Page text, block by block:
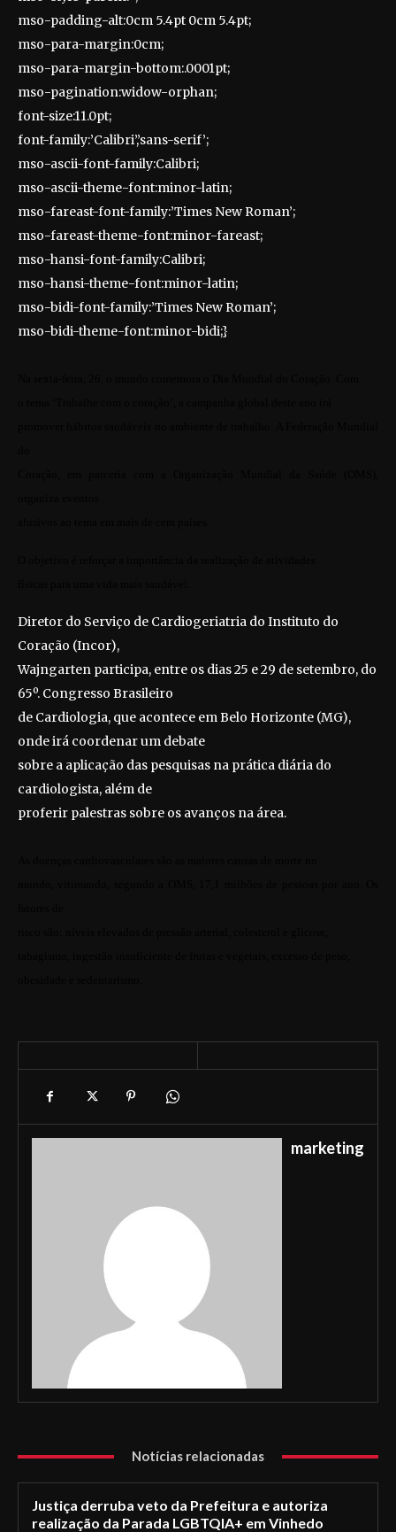
mso-padding-alt:0cm 5.4pt 0cm 5.4pt;
mso-para-margin:0cm;
mso-para-margin-bottom:.0001pt;
mso-pagination:widow-orphan;
font-size:11.0pt;
font-family:’Calibri’,’sans-serif’;
mso-ascii-font-family:Calibri;
mso-ascii-theme-font:minor-latin;
mso-fareast-font-family:’Times New Roman’;
mso-fareast-theme-font:minor-fareast;
mso-hansi-font-family:Calibri;
mso-hansi-theme-font:minor-latin;
mso-bidi-font-family:’Times New Roman’;
mso-bidi-theme-font:minor-bidi;}
Diretor do Serviço de Cardiogeriatria do Instituto do
Coração (Incor),
Wajngarten participa, entre os dias 25 e 29 de setembro, do
65º. Congresso Brasileiro
de Cardiologia, que acontece em Belo Horizonte (MG),
onde irá coordenar um debate
sobre a aplicação das pesquisas na prática diária do
cardiologista, além de
proferir palestras sobre os avanços na área.
marketing
Notícias relacionadas
Justiça derruba veto da Prefeitura e autoriza
realização da Parada LGBTQIA+ em Vinhedo